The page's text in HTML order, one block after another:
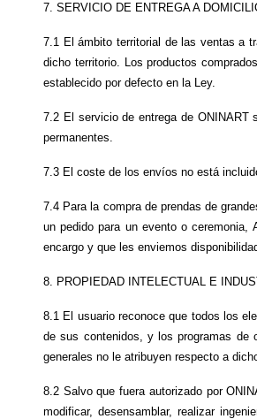
7. SERVICIO DE ENTREGA A
7.1 El ámbito territorial de las ventas a
dicho territorio. Los productos
establecido por defecto en la Ley.
7.2 El servicio de entrega de ONINART
permanentes.
7.3 El coste de los envíos no está
7.4 Para la compra de prendas de
un pedido para un evento o ceremonia,
encargo y que les enviemos
8. PROPIEDAD INTELECTUAL E
8.1 El usuario reconoce que todos los
de sus contenidos, y los programas de
generales no le atribuyen respecto a
8.2 Salvo que fuera autorizado por
modificar, desensamblar, realizar